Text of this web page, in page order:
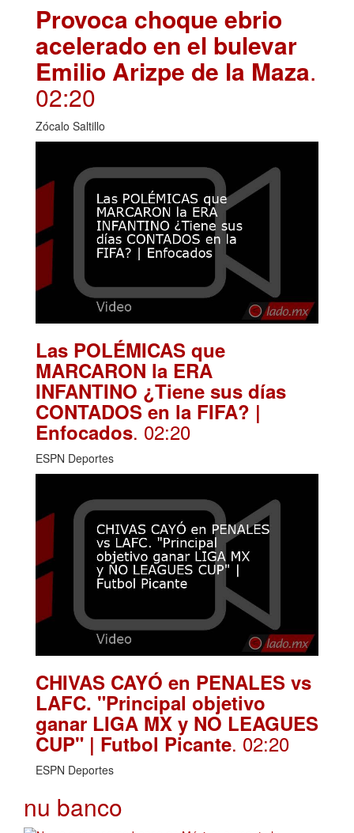
Provoca choque ebrio
acelerado en el bulevar
Emilio Arizpe de la Maza.
02:20
Zócalo Saltillo
Las POLÉMICAS que
MARCARON la ERA
INFANTINO ¿Tiene sus días
CONTADOS en la FIFA? |
Enfocados. 02:20
ESPN Deportes
CHIVAS CAYÓ en PENALES vs
LAFC. "Principal objetivo
ganar LIGA MX y NO LEAGUES
CUP" | Futbol Picante. 02:20
ESPN Deportes
nu banco